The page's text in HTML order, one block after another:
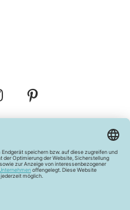
Vertrag widerrufen